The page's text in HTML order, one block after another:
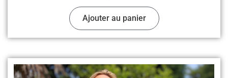
Ajouter au panier